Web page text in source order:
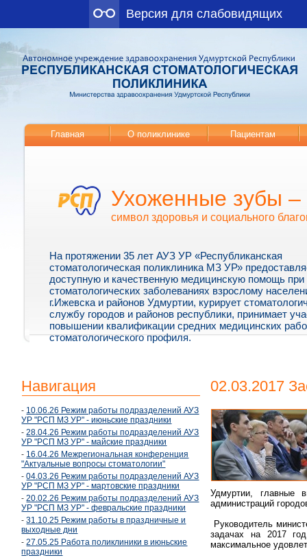
Версия для слабовидящих
Главная О поликлинике Пациентам
Ухоженные зубы –
символ здоровья и социального
На протяжении 35 лет АУЗ УР «Республиканская
стоматологическая поликлиника МЗ УР»
доступную и качественную медицинскую помощь при
стоматологических заболеваниях взрослому
г.Ижевска и районов Удмуртии, курирует
службу городов и районов республики, принимает
повышении квалификации средних медицинских
стоматологического профиля.
Навигация
- 10.06.26 Режим работы подразделений АУЗ
УР "РСП МЗ УР" - июньские праздники
-28.04.26 Режим работы подразделений АУЗ
УР "РСП МЗ УР" - майские праздники
- 16.04.26 Межрегиональная конференция
"Актуальные вопросы стоматологии"
-04.03.26 Режим работы подразделений АУЗ
УР "РСП МЗ УР" - мартовские праздники
-20.02.26 Режим работы подразделений АУЗ
УР "РСП МЗ УР" - февральские праздники
-31.10.25 Режим работы в праздничные и
выходные дни
-27.05.25 Работа поликлиники в июньские
праздники
02.03.2017
Удмуртии, главные
администраций
Руководитель
задачах на 2017
максимальное